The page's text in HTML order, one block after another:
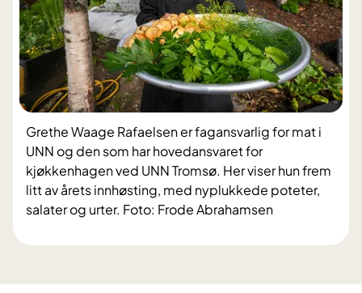
Grethe Waage Rafaelsen er fagansvarlig for mat i
UNN og den som har hovedansvaret for
kjøkkenhagen ved UNN Tromsø. Her viser hun frem
litt av årets innhøsting, med nyplukkede poteter,
salater og urter. Foto: Frode Abrahamsen